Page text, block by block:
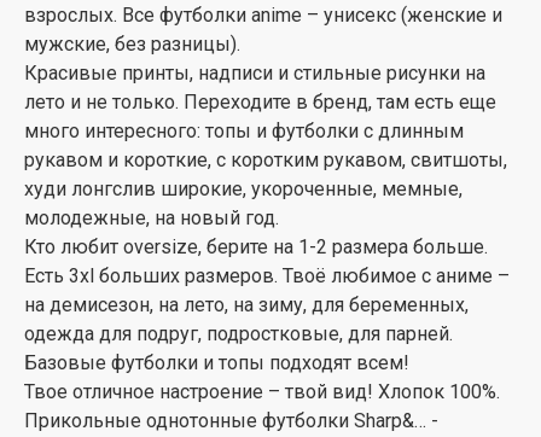
взрослых. Все футболки anime – унисекс (женские и
мужские, без разницы).
Красивые принты, надписи и стильные рисунки на
лето и не только. Переходите в бренд, там есть еще
много интересного: топы и футболки с длинным
рукавом и короткие, с коротким рукавом, свитшоты,
худи лонгслив широкие, укороченные, мемные,
молодежные, на новый год.
Кто любит oversize, берите на 1-2 размера больше.
Есть 3xl больших размеров. Твоё любимое с аниме –
на демисезон, на лето, на зиму, для беременных,
одежда для подруг, подростковые, для парней.
Базовые футболки и топы подходят всем!
Твое отличное настроение – твой вид! Хлопок 100%.
Прикольные однотонные футболки Sharp&… -